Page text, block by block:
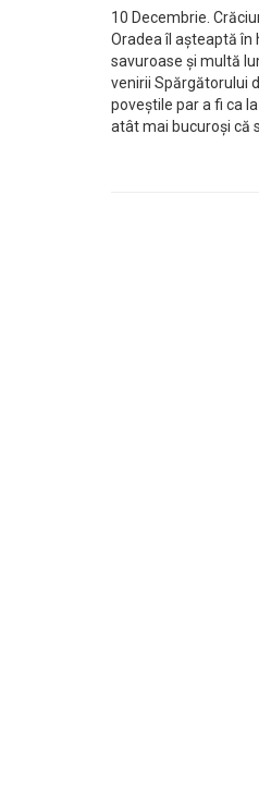
10 Decembrie.
Oradea îl așteaptă
savuroase și multă
venirii Spărgătorului
poveștile par a fi ca
atât mai bucuroși că